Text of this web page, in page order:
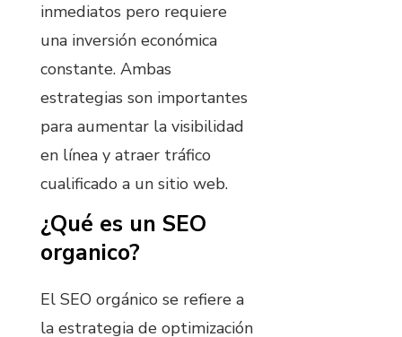
inmediatos pero requiere
una inversión económica
constante. Ambas
estrategias son importantes
para aumentar la visibilidad
en línea y atraer tráfico
cualificado a un sitio web.
¿Qué es un SEO
organico?
El SEO orgánico se refiere a
la estrategia de optimización